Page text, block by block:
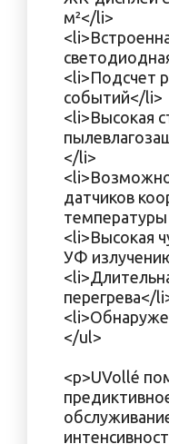
м²</li>
<li>Подсчет
событий</li>
<li>Высокая
</li>
датчиков
<li>Высокая
УФ
перегрева</
</ul>
<p>UVollé